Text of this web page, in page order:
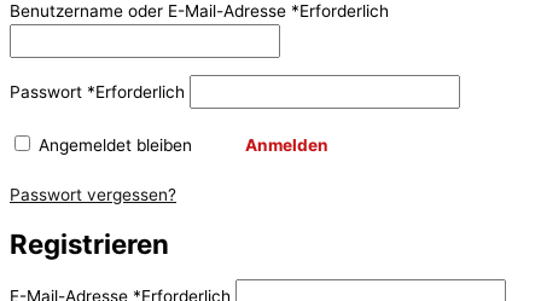
Benutzername oder E-Mail-Adresse *Erforderlich
Passwort *Erforderlich
Angemeldet bleiben Anmelden
Passwort vergessen?
Registrieren
E-Mail-Adresse *Erforderlich